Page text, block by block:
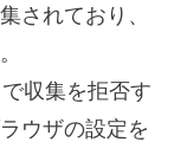
されており、
収集を拒否す
ウザの設定を